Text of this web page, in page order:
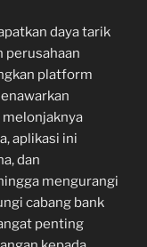
daya tarik
perusahaan
platform
melonjaknya
aplikasi ini
dan
mengurangi
cabang bank
penting